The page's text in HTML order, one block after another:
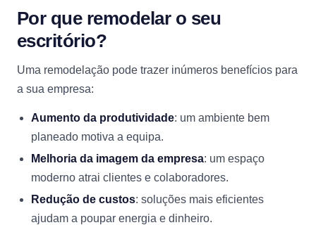
Por que remodelar o seu
escritório?
Uma remodelação pode trazer inúmeros benefícios para
a sua empresa:
Aumento da produtividade: um ambiente bem
planeado motiva a equipa.
Melhoria da imagem da empresa: um espaço
moderno atrai clientes e colaboradores.
Redução de custos: soluções mais eficientes
ajudam a poupar energia e dinheiro.